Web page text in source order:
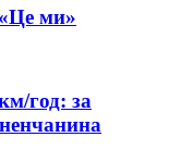
ми»
год: за